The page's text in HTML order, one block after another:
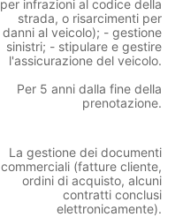
per infrazioni al codice della
strada, o risarcimenti per
danni al veicolo); - gestione
sinistri; - stipulare e gestire
l'assicurazione del veicolo.
Per 5 anni dalla fine della
prenotazione.
La gestione dei documenti
commerciali (fatture cliente,
ordini di acquisto, alcuni
contratti conclusi
elettronicamente).